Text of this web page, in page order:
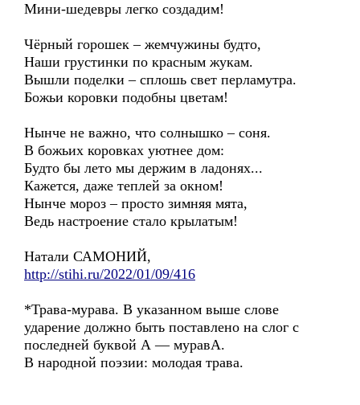
Мини-шедевры легко создадим!
Чёрный горошек – жемчужины будто,
Наши грустинки по красным жукам.
Вышли поделки – сплошь свет перламутра.
Божьи коровки подобны цветам!
Нынче не важно, что солнышко – соня.
В божьих коровках уютнее дом:
Будто бы лето мы держим в ладонях...
Кажется, даже теплей за окном!
Нынче мороз – просто зимняя мята,
Ведь настроение стало крылатым!
Натали САМОНИЙ,
http://stihi.ru/2022/01/09/416
*Трава-мурава. В указанном выше слове
ударение должно быть поставлено на слог с
последней буквой А — муравА.
В народной поэзии: молодая трава.